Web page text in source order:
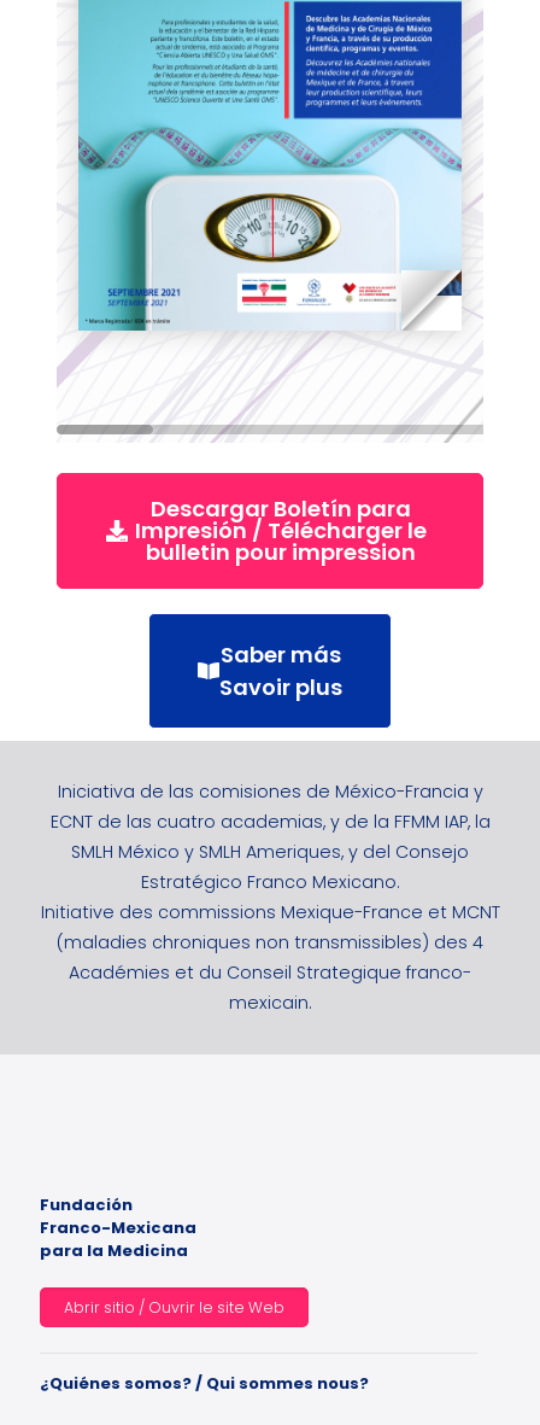
Descargar Boletín para
Impresión / Télécharger le
bulletin pour impression
Saber más
Savoir plus
Iniciativa de las comisiones de México-Francia y
ECNT de las cuatro academias, y de la FFMM IAP, la
SMLH México y SMLH Ameriques, y del Consejo
Estratégico Franco Mexicano.
Initiative des commissions Mexique-France et MCNT
(maladies chroniques non transmissibles) des 4
Académies et du Conseil Strategique franco-
mexicain.
Fundación
Franco-Mexicana
para la Medicina
Abrir sitio / Ouvrir le site Web
¿Quiénes somos? / Qui sommes nous?